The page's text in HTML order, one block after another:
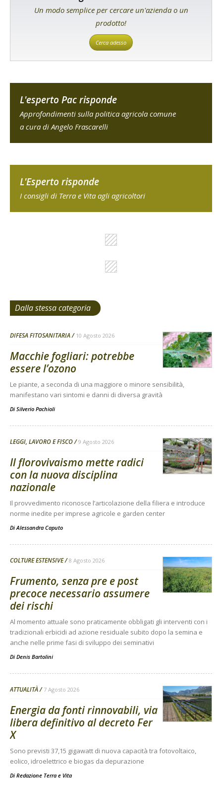
Un modo semplice per cercare un'azienda o un
prodotto!
Cerca adesso
L'esperto Pac risponde
Approfondimenti sulla politica agricola comune
a cura di Angelo Frascarelli
L'Esperto risponde
I consigli di Terra e Vita agli agricoltori
Dalla stessa categoria
DIFESA FITOSANITARIA 10 Agosto 2026
Macchie fogliari: potrebbe
essere l’ozono
Le piante, a seconda di una maggiore o minore sensibilità,
manifestano vari sintomi e danni di diversa gravità
Di Silverio Pachioli
LEGGI, LAVORO E FISCO 9 Agosto 2026
Il florovivaismo mette radici
con la nuova disciplina
nazionale
Il provvedimento riconosce l’articolazione della filiera e introduce
norme inedite per imprese agricole e garden center
DiAlessandra Caputo
COLTURE ESTENSIVE 8 Agosto 2026
Frumento, senza pre e post
precoce necessario assumere
dei rischi
Al momento attuale sono praticamente obbligati gli interventi con i
tradizionali erbicidi ad azione residuale subito dopo la semina e
anche nelle prime fasi di sviluppo dei seminativi
Di Denis Bartolini
ATTUALITÀ 7 Agosto 2026
Energia da fonti rinnovabili, via
libera definitivo al decreto Fer
X
Sono previsti 37,15 gigawatt di nuova capacità tra fotovoltaico,
eolico, idroelettrico e biogas da depurazione
Di Redazione Terra e Vita